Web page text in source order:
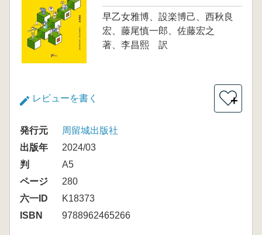
早乙女雅博、設楽博己、西秋良
宏、藤尾慎一郎、佐藤宏之
著、李昌熙 訳
レビューを書く ＋
発行元
周留城出版社
出版年
2024/03
判
A5
ページ
280
六一ID
K18373
ISBN
9788962465266